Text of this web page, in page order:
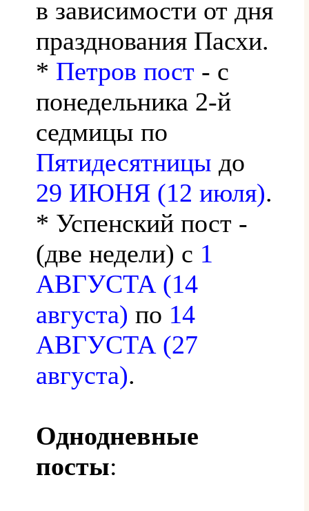
в зависимости от дня
празднования Пасхи.
* Петров пост - с
понедельника 2-й
седмицы по
Пятидесятницы до
29 ИЮНЯ (12 июля).
* Успенский пост -
(две недели) с 1
АВГУСТА (14
августа) по 14
АВГУСТА (27
августа).
Однодневные
посты: